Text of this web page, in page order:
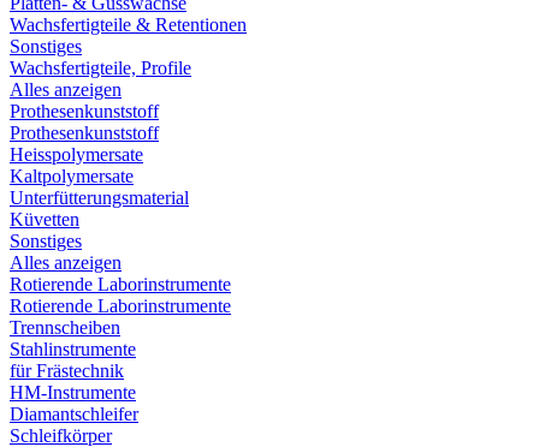
Wachsfertigteile & Retentionen
Sonstiges
Wachsfertigteile, Profile
Alles anzeigen
Prothesenkunststoff
Prothesenkunststoff
Heisspolymersate
Kaltpolymersate
Unterfütterungsmaterial
Küvetten
Sonstiges
Alles anzeigen
Rotierende Laborinstrumente
Rotierende Laborinstrumente
Trennscheiben
Stahlinstrumente
für Frästechnik
HM-Instrumente
Diamantschleifer
Schleifkörper